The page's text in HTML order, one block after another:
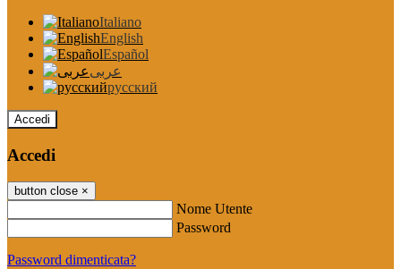
Italiano
English
Español
عربى
русский
Accedi
Accedi
button close ×
Nome Utente
Password
Password dimenticata?